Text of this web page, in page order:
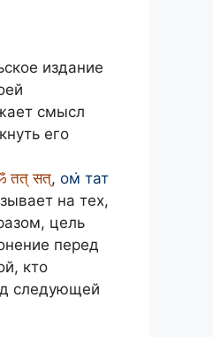
издание
смысл
его
तत् सत्, ом̇ тат
на тех,
цель
перед
кто
следующей